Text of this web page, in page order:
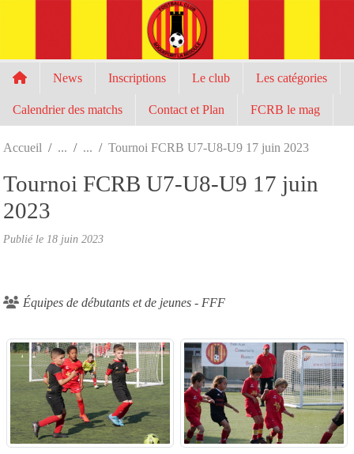
News Inscriptions Le club Les catégories
Calendrier des matchs Contact et Plan FCRB le mag
Accueil Tournoi FCRB U7-U8-U9 17 juin 2023
Tournoi FCRB U7-U8-U9 17 juin
2023
Publié le 18 juin 2023
Équipes de débutants et de jeunes - FFF
Panneau de gestion des cookies